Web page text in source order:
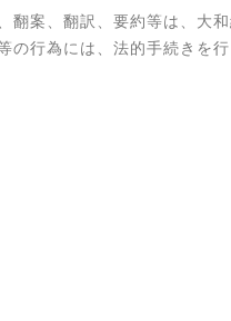
案、翻訳、要約等は、大
行為には、法的手続きを